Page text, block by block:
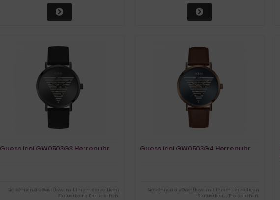
Guess Idol GW0503G3 Herrenuhr
Sie können als Gast (bzw. mit Ihrem derzeitigen
Status) keine Preise sehen.
Guess Idol GW0503G4 Herrenuhr
Sie können als Gast (bzw. mit Ihrem derzeitigen
Status) keine Preise sehen.